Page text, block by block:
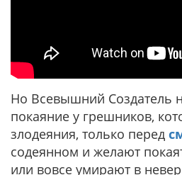
Но Всевышний Создатель
покаяние у грешников,
злодеяния, только перед
содеянном и желают
или вовсе умирают в